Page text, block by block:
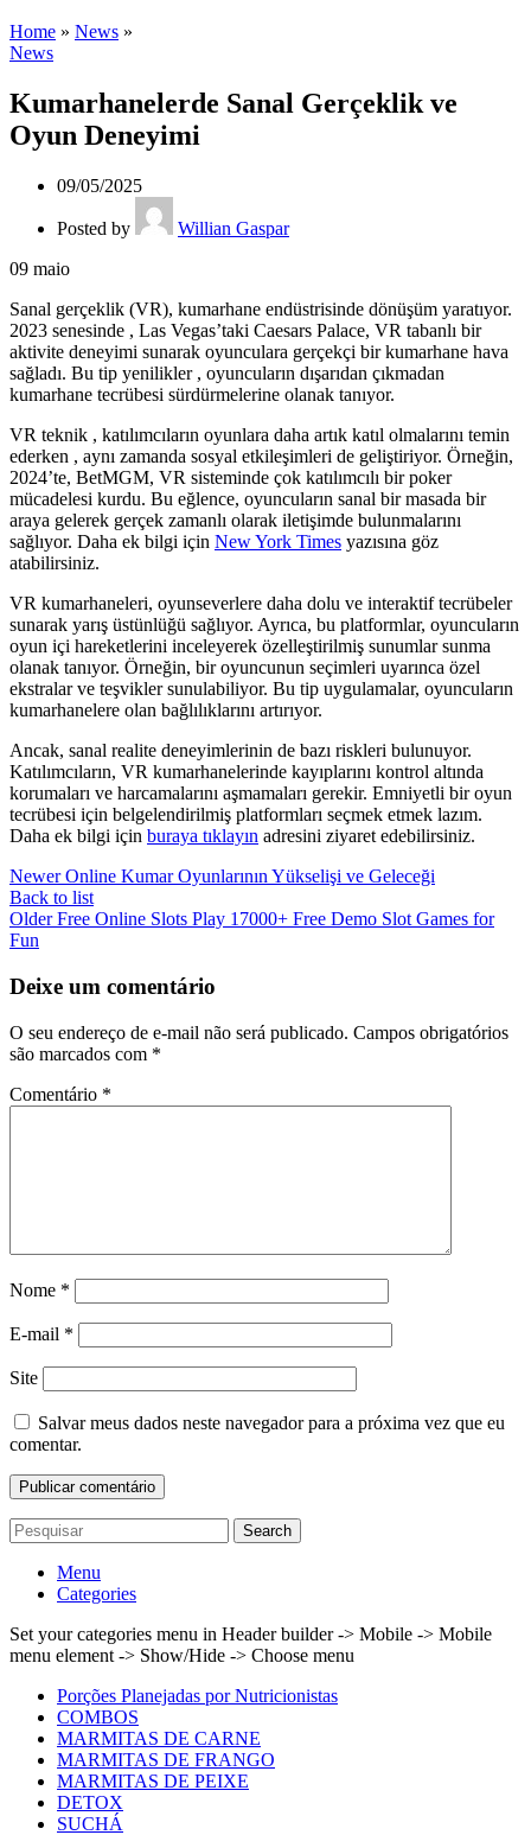
Home » News »
News
Kumarhanelerde Sanal Gerçeklik ve
Oyun Deneyimi
09/05/2025
Posted by
Willian Gaspar
09 maio
Sanal gerçeklik (VR), kumarhane endüstrisinde dönüşüm yaratıyor.
2023 senesinde , Las Vegas’taki Caesars Palace, VR tabanlı bir
aktivite deneyimi sunarak oyunculara gerçekçi bir kumarhane hava
sağladı. Bu tip yenilikler , oyuncuların dışarıdan çıkmadan
kumarhane tecrübesi sürdürmelerine olanak tanıyor.
VR teknik , katılımcıların oyunlara daha artık katıl olmalarını temin
ederken , aynı zamanda sosyal etkileşimleri de geliştiriyor. Örneğin,
2024’te, BetMGM, VR sisteminde çok katılımcılı bir poker
mücadelesi kurdu. Bu eğlence, oyuncuların sanal bir masada bir
araya gelerek gerçek zamanlı olarak iletişimde bulunmalarını
sağlıyor. Daha ek bilgi için New York Times yazısına göz
atabilirsiniz.
VR kumarhaneleri, oyunseverlere daha dolu ve interaktif tecrübeler
sunarak yarış üstünlüğü sağlıyor. Ayrıca, bu platformlar, oyuncuların
oyun içi hareketlerini inceleyerek özelleştirilmiş sunumlar sunma
olanak tanıyor. Örneğin, bir oyuncunun seçimleri uyarınca özel
ekstralar ve teşvikler sunulabiliyor. Bu tip uygulamalar, oyuncuların
kumarhanelere olan bağlılıklarını artırıyor.
Ancak, sanal realite deneyimlerinin de bazı riskleri bulunuyor.
Katılımcıların, VR kumarhanelerinde kayıplarını kontrol altında
korumaları ve harcamalarını aşmamaları gerekir. Emniyetli bir oyun
tecrübesi için belgelendirilmiş platformları seçmek etmek lazım.
Daha ek bilgi için buraya tıklayın adresini ziyaret edebilirsiniz.
Newer Online Kumar Oyunlarının Yükselişi ve Geleceği
Back to list
Older Free Online Slots Play 17000+ Free Demo Slot Games for
Fun
Deixe um comentário
O seu endereço de e-mail não será publicado. Campos obrigatórios
são marcados com *
Comentário *
Nome *
E-mail *
Site
Salvar meus dados neste navegador para a próxima vez que eu
comentar.
Search
Menu
Categories
Set your categories menu in Header builder -> Mobile -> Mobile
menu element -> Show/Hide -> Choose menu
Porções Planejadas por Nutricionistas
COMBOS
MARMITAS DE CARNE
MARMITAS DE FRANGO
MARMITAS DE PEIXE
DETOX
SUCHÁ